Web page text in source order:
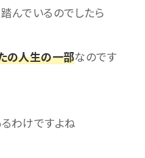
んでいるのでしたら
の人生の一部なのです
わけですよね